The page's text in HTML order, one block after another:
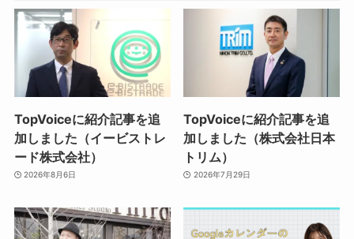
TopVoiceに紹介記事を追
加しました（イービストレ
ード株式会社）
2026年8月6日
TopVoiceに紹介記事を追
加しました（株式会社日本
トリム）
2026年7月29日